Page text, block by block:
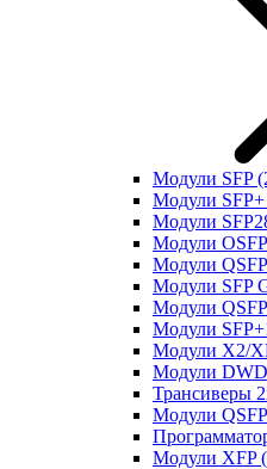
Модули SFP
Модули SFP+
Модули
Модули OSFP
Модули
Модули SFP
Модули
Модули
Модули X2/
Модули
Трансиверы
Модули
Модули XFP